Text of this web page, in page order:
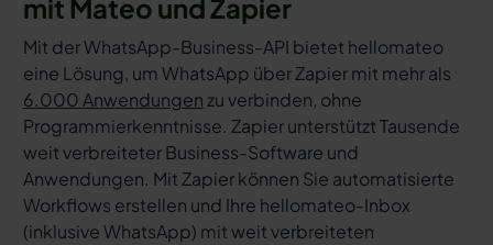
mit Mateo und Zapier
Mit der WhatsApp-Business-API bietet hellomateo
eine Lösung, um WhatsApp über Zapier mit mehr als
6.000 Anwendungenzu verbinden, ohne
Programmierkenntnisse. Zapier unterstützt Tausende
weit verbreiteter Business-Software und
Anwendungen. Mit Zapier können Sie automatisierte
Workflows erstellen und Ihre hellomateo-Inbox
(inklusive WhatsApp) mit weit verbreiteten